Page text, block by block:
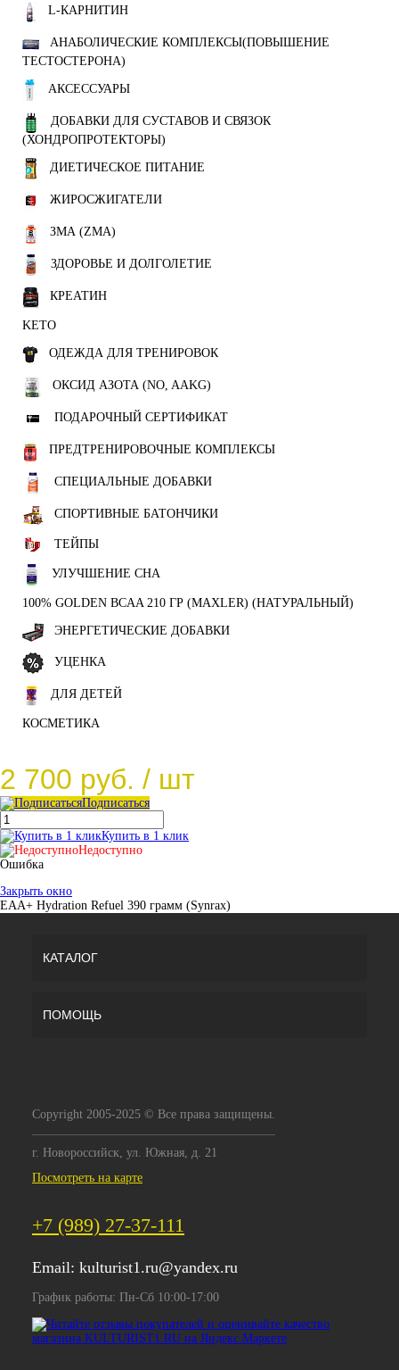
L-КАРНИТИН
АНАБОЛИЧЕСКИЕ КОМПЛЕКСЫ(ПОВЫШЕНИЕ
ТЕСТОСТЕРОНА)
АКСЕССУАРЫ
ДОБАВКИ ДЛЯ СУСТАВОВ И СВЯЗОК
(ХОНДРОПРОТЕКТОРЫ)
ДИЕТИЧЕСКОЕ ПИТАНИЕ
ЖИРОСЖИГАТЕЛИ
ЗМА (ZMA)
ЗДОРОВЬЕ И ДОЛГОЛЕТИЕ
КРЕАТИН
KETO
ОДЕЖДА ДЛЯ ТРЕНИРОВОК
ОКСИД АЗОТА (NO, AAKG)
ПОДАРОЧНЫЙ СЕРТИФИКАТ
ПРЕДТРЕНИРОВОЧНЫЕ КОМПЛЕКСЫ
СПЕЦИАЛЬНЫЕ ДОБАВКИ
СПОРТИВНЫЕ БАТОНЧИКИ
ТЕЙПЫ
УЛУЧШЕНИЕ СНА
100% GOLDEN BCAA 210 ГР (MAXLER) (НАТУРАЛЬНЫЙ)
ЭНЕРГЕТИЧЕСКИЕ ДОБАВКИ
УЦЕНКА
ДЛЯ ДЕТЕЙ
КОСМЕТИКА
2 700 руб. / шт
Подписаться
Купить в 1 клик
Недоступно
Ошибка
Закрыть окно
EAA+ Hydration Refuel 390 грамм (Synrax)
КАТАЛОГ
ПОМОЩЬ
Copyright 2005-2025 © Все права защищены.
г. Новороссийск, ул. Южная, д. 21
Посмотреть на карте
+7 (989) 27-37-111
Email: kulturist1.ru@yandex.ru
График работы: Пн-Сб 10:00-17:00